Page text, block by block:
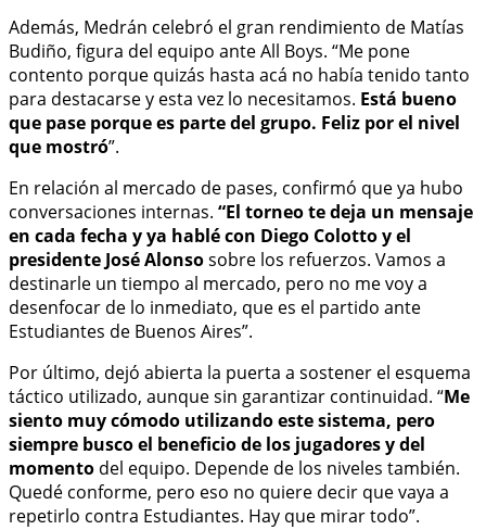
Además, Medrán celebró el gran rendimiento de Matías
Budiño, figura del equipo ante All Boys. “Me pone
contento porque quizás hasta acá no había tenido tanto
para destacarse y esta vez lo necesitamos. Está bueno
que pase porque es parte del grupo. Feliz por el nivel
que mostró”.
En relación al mercado de pases, confirmó que ya hubo
conversaciones internas. “El torneo te deja un mensaje
en cada fecha y ya hablé con Diego Colotto y el
presidente José Alonsosobre los refuerzos. Vamos a
destinarle un tiempo al mercado, pero no me voy a
desenfocar de lo inmediato, que es el partido ante
Estudiantes de Buenos Aires”.
Por último, dejó abierta la puerta a sostener el esquema
táctico utilizado, aunque sin garantizar continuidad. “Me
siento muy cómodo utilizando este sistema, pero
siempre busco el beneficio de los jugadores y del
momento del equipo. Depende de los niveles también.
Quedé conforme, pero eso no quiere decir que vaya a
repetirlo contra Estudiantes. Hay que mirar todo”.